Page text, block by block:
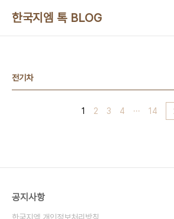
한국지엠 톡 BLOG
전기차
1 2 3 4 ··· 14
공지사항